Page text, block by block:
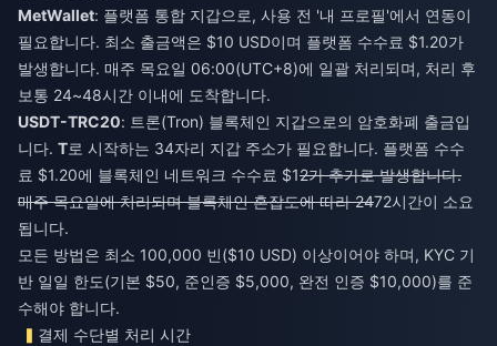
MetWallet: 플랫폼 통합 지갑으로, 사용 전 '내 프로필'에서 연동이
필요합니다. 최소 출금액은 $10 USD이며 플랫폼 수수료 $1.20가
발생합니다. 매주 목요일 06:00(UTC+8)에 일괄 처리되며, 처리 후
보통 24~48시간 이내에 도착합니다.
USDT-TRC20: 트론(Tron) 블록체인 지갑으로의 암호화폐 출금입
니다. T로 시작하는 34자리 지갑 주소가 필요합니다. 플랫폼 수수
료 $1.20에 블록체인 네트워크 수수료 $12가 추가로 발생합니다.
매주 목요일에 처리되며 블록체인 혼잡도에 따라 2472시간이 소요
됩니다.
모든 방법은 최소 100,000 빈($10 USD) 이상이어야 하며, KYC 기
반 일일 한도(기본 $50, 준인증 $5,000, 완전 인증 $10,000)를 준
수해야 합니다.
결제 수단별 처리 시간